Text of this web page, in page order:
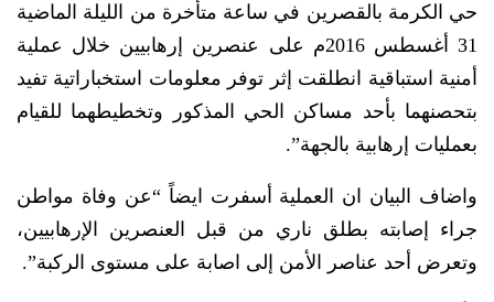
حي الكرمة بالقصرين في ساعة متأخرة من الليلة الماضية
31 أغسطس 2016م على عنصرين إرهابيين خلال عملية
أمنية استباقية انطلقت إثر توفر معلومات استخباراتية تفيد
بتحصنهما بأحد مساكن الحي المذكور وتخطيطهما للقيام
بعمليات إرهابية بالجهة”.
واضاف البيان ان العملية أسفرت ايضاً “عن وفاة مواطن
جراء إصابته بطلق ناري من قبل العنصرين الإرهابيين،
وتعرض أحد عناصر الأمن إلى اصابة على مستوى الركبة”.